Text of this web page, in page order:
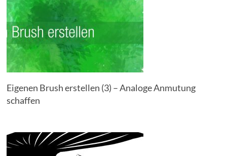
Eigenen Brush erstellen (3) – Analoge Anmutung
schaffen